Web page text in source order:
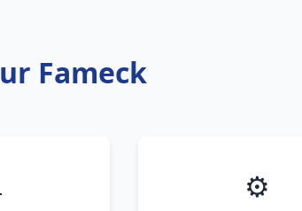
Fameck
⚙️